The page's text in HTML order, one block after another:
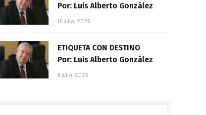
Por: Luis Alberto González
16 julio, 2026
ETIQUETA CON DESTINO
Por: Luis Alberto González
6 julio, 2026